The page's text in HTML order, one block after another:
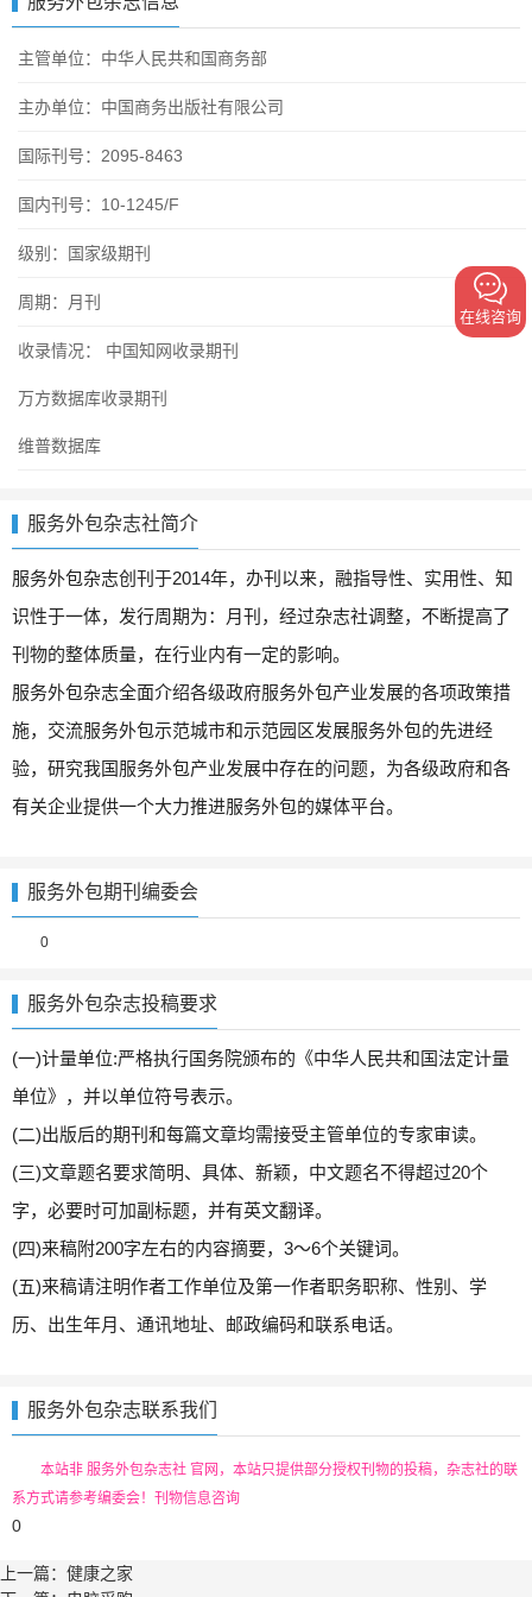
主管单位： 中华人民共和国商务部
主办单位： 中国商务出版社有限公司
国际刊号： 2095-8463
国内刊号： 10-1245/F
级别： 国家级期刊
周期： 月刊
收录情况： 中国知网收录期刊
万方数据库收录期刊
维普数据库
服务外包杂志社简介
服务外包杂志创刊于2014年，办刊以来，融指导性、实用性、知
识性于一体，发行周期为：月刊，经过杂志社调整，不断提高了
刊物的整体质量，在行业内有一定的影响。
服务外包杂志全面介绍各级政府服务外包产业发展的各项政策措
施，交流服务外包示范城市和示范园区发展服务外包的先进经
验，研究我国服务外包产业发展中存在的问题，为各级政府和各
有关企业提供一个大力推进服务外包的媒体平台。
服务外包期刊编委会
0
服务外包杂志投稿要求
(一)计量单位:严格执行国务院颁布的《中华人民共和国法定计量
单位》，并以单位符号表示。
(二)出版后的期刊和每篇文章均需接受主管单位的专家审读。
(三)文章题名要求简明、具体、新颖，中文题名不得超过20个
字，必要时可加副标题，并有英文翻译。
(四)来稿附200字左右的内容摘要，3～6个关键词。
(五)来稿请注明作者工作单位及第一作者职务职称、性别、学
历、出生年月、通讯地址、邮政编码和联系电话。
服务外包杂志联系我们
本站非 服务外包杂志社 官网，本站只提供部分授权刊物的投稿，杂志社的联
系方式请参考编委会！刊物信息咨询
0
上一篇： 健康之家
在线咨询